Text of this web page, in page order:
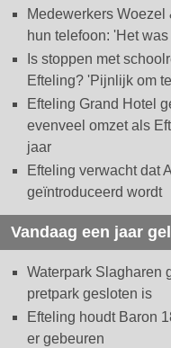
Medewerkers
hun telefoon: 'Het
Is stoppen met
Efteling? 'Pijnlijk om
Efteling Grand Hotel
evenveel omzet als
jaar
Efteling verwacht dat
geïntroduceerd wordt
Vandaag een jaar
Waterpark Slagharen
pretpark gesloten is
Efteling houdt Baron
er gebeuren